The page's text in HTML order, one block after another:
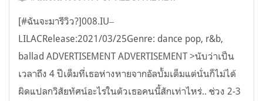
[#ฉันจะมารีวิว?]008.IU‒
LILACRelease:2021/03/25Genre: dance pop, r&b,
ballad ADVERTISEMENT ADVERTISEMENT >นับว่าเป็น
เวลาถึง 4 ปีเต็มที่เธอห่างหายจากอัลบั้มเต็มแต่นั่นก็ไม่ได้
ผิดแปลกวิสัยทัศน์อะไรในตัวเธอคนนี้สักเท่าไหร่.. ช่วง 2-3